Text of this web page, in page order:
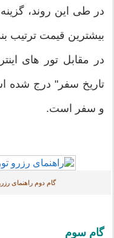
در طی این روند،
بیشترین قیمت ترتیب
در مقابل تور های
تاریخ سفر" درج شده
و سفر است.
گام دوم راهنمای
گام سوم